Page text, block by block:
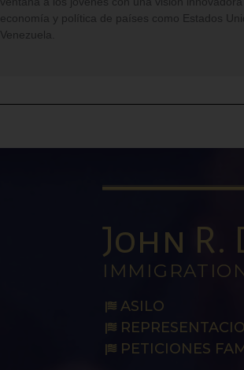
economía y política de países como Estados
Venezuela.
John R.
ASILO
PETICIONES